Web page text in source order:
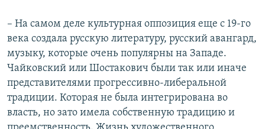
– На самом деле культурная оппозиция еще с 19-го
века создалa русскую литературу, русский авангард,
музыку, которые очень популярны на Западе.
Чайковский или Шостакович были так или иначе
представителями прогрессивно-либеральной
традиции. Которая не была интегрирована во
власть, но зато имела собственную традицию и